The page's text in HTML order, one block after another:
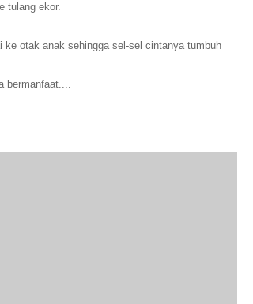
tulang ekor.
ke otak anak sehingga sel-sel cintanya tumbuh
bermanfaat....